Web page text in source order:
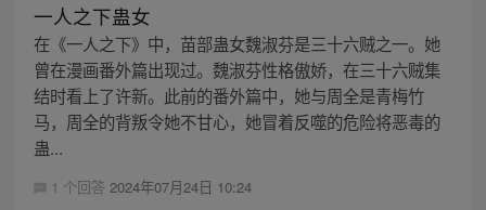
一人之下蛊女
在《一人之下》中，苗部蛊女魏淑芬是三十六贼之一。她
曾在漫画番外篇出现过。魏淑芬性格傲娇，在三十六贼集
结时看上了许新。此前的番外篇中，她与周全是青梅竹
马，周全的背叛令她不甘心，她冒着反噬的危险将恶毒的
蛊...
1 个回答 2024年07月24日 10:24